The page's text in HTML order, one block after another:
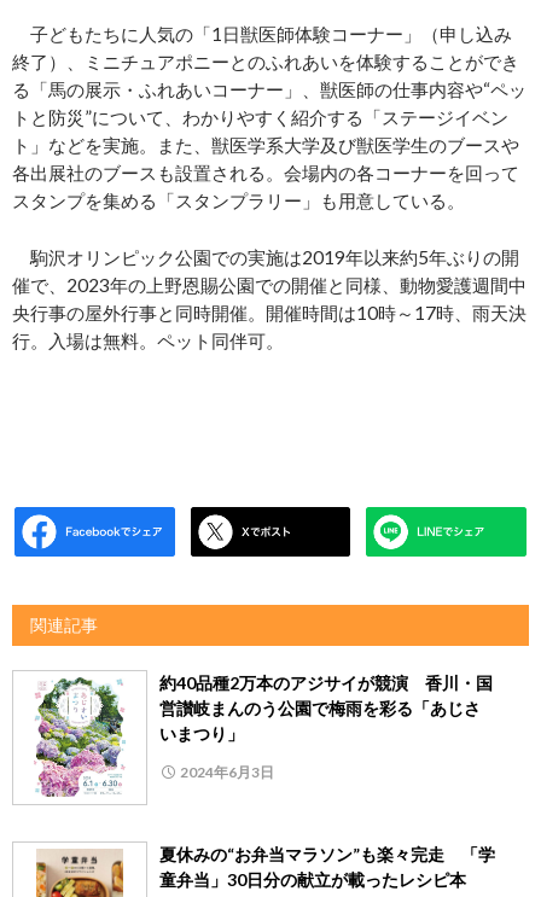
子どもたちに人気の「1日獣医師体験コーナー」（申し込み
終了）、ミニチュアポニーとのふれあいを体験することができ
る「馬の展示・ふれあいコーナー」、獣医師の仕事内容や“ペッ
トと防災”について、わかりやすく紹介する「ステージイベン
ト」などを実施。また、獣医学系大学及び獣医学生のブースや
各出展社のブースも設置される。会場内の各コーナーを回って
スタンプを集める「スタンプラリー」も用意している。
駒沢オリンピック公園での実施は2019年以来約5年ぶりの開
催で、2023年の上野恩賜公園での開催と同様、動物愛護週間中
央行事の屋外行事と同時開催。開催時間は10時～17時、雨天決
行。入場は無料。ペット同伴可。
関連記事
約40品種2万本のアジサイが競演 香川・国
営讃岐まんのう公園で梅雨を彩る「あじさ
いまつり」
2024年6月3日
夏休みの“お弁当マラソン”も楽々完走 「学
童弁当」30日分の献立が載ったレシピ本